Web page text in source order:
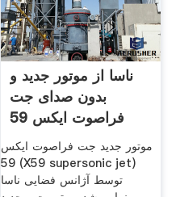
ناسا از موتور جدید و
بدون صدای جت
فراصوت ایکس 59
رونمایی ...
موتور جدید جت فراصوت ایکس
59 (X59 supersonic jet)
توسط آژانس فضایی ناسا